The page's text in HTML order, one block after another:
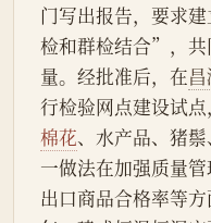
门写出报告，要求
检和群检结合”，共
量。经批准后，在
行检验网点建设试
棉花、水产品、猪
一做法在加强质量
出口商品合格率等